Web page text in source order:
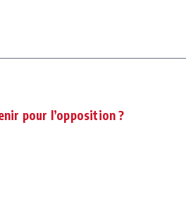
pour l’opposition ?